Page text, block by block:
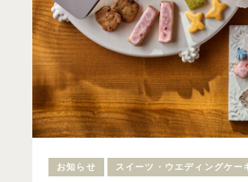
お知らせ スイーツ・ウエディングケー